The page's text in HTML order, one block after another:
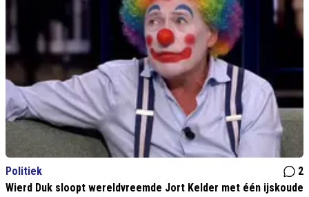
Politiek
2
Wierd Duk sloopt wereldvreemde Jort Kelder met één ijskoude